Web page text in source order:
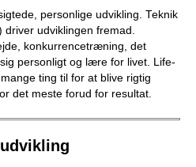
personlige udvikling. Teknik
udviklingen fremad.
konkurrencetræning, det
personligt og lære for livet. Life-
ting til for at blive rigtig
det meste forud for resultat.